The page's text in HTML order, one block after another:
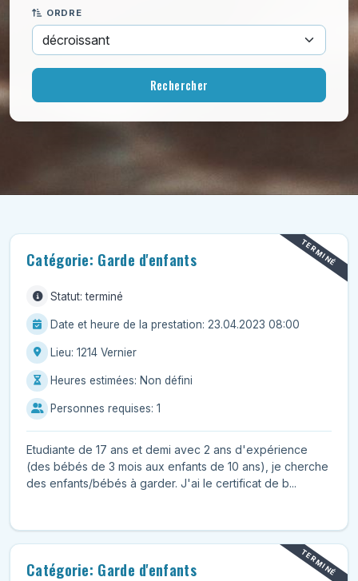
ORDRE
TERMINÉ
Catégorie: Garde d'enfants
Statut: terminé
Date et heure de la prestation: 23.04.2023 08:00
Lieu: 1214 Vernier
Heures estimées: Non défini
Personnes requises: 1
Etudiante de 17 ans et demi avec 2 ans d'expérience
(des bébés de 3 mois aux enfants de 10 ans), je cherche
des enfants/bébés à garder. J'ai le certificat de b...
TERMINÉ
Catégorie: Garde d'enfants